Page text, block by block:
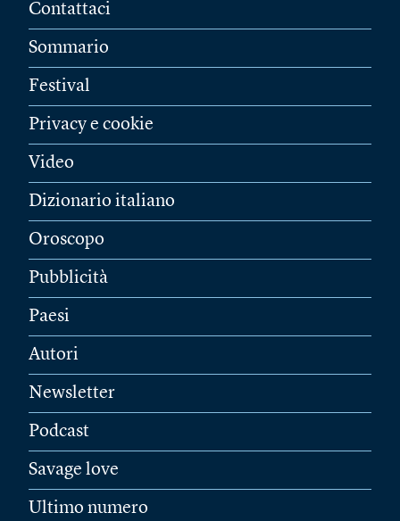
Contattaci
Sommario
Festival
Privacy e cookie
Video
Dizionario italiano
Oroscopo
Pubblicità
Paesi
Autori
Newsletter
Podcast
Savage love
Ultimo numero